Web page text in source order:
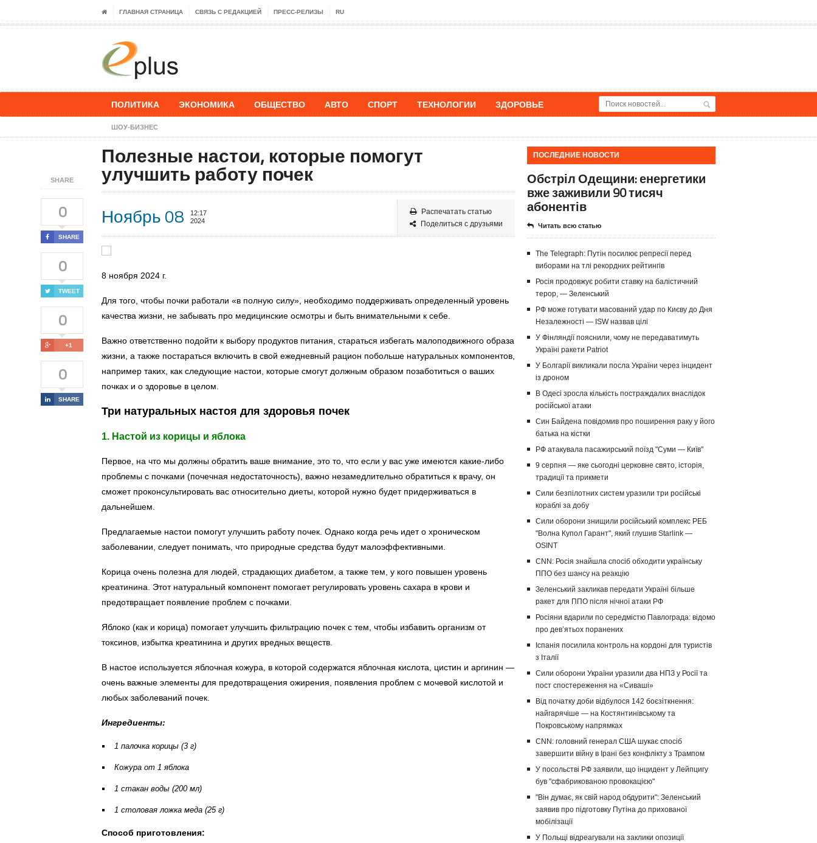
ГЛАВНАЯ СТРАНИЦА СВЯЗЬ С РЕДАКЦИЕЙ ПРЕСС-РЕЛИЗЫ RU
ПОЛИТИКА ЭКОНОМИКА ОБЩЕСТВО АВТО СПОРТ ТЕХНОЛОГИИ ЗДОРОВЬЕ
ШОУ-БИЗНЕС
SHARE
0
SHARE
0
TWEET
0
+1
0
SHARE
Полезные настои, которые помогут
улучшить работу почек
Ноябрь 08
12:17
2024
Распечатать статью
Поделиться с друзьями
8 ноября 2024 г.
Для того, чтобы почки работали «в полную силу», необходимо поддерживать определенный уровень
качества жизни, не забывать про медицинские осмотры и быть внимательными к себе.
Важно ответственно подойти к выбору продуктов питания, стараться избегать малоподвижного образа
жизни, а также постараться включить в свой ежедневный рацион побольше натуральных компонентов,
например таких, как следующие настои, которые смогут должным образом позаботиться о ваших
почках и о здоровье в целом.
Три натуральных настоя для здоровья почек
1. Настой из корицы и яблока
Первое, на что мы должны обратить ваше внимание, это то, что если у вас уже имеются какие-либо
проблемы с почками (почечная недостаточность), важно незамедлительно обратиться к врачу, он
сможет проконсультировать вас относительно диеты, которой нужно будет придерживаться в
дальнейшем.
Предлагаемые настои помогут улучшить работу почек. Однако когда речь идет о хроническом
заболевании, следует понимать, что природные средства будут малоэффективными.
Корица очень полезна для людей, страдающих диабетом, а также тем, у кого повышен уровень
креатинина. Этот натуральный компонент помогает регулировать уровень сахара в крови и
предотвращает появление проблем с почками.
Яблоко (как и корица) помогает улучшить фильтрацию почек с тем, чтобы избавить организм от
токсинов, избытка креатинина и других вредных веществ.
В настое используется яблочная кожура, в которой содержатся яблочная кислота, цистин и аргинин —
очень важные элементы для предотвращения ожирения, появления проблем с мочевой кислотой и
любых заболеваний почек.
Ингредиенты:
1 палочка корицы (3 г)
Кожура от 1 яблока
1 стакан воды (200 мл)
1 столовая ложка меда (25 г)
Способ приготовления:
ПОСЛЕДНИЕ НОВОСТИ
Обстріл Одещини: енергетики
вже заживили 90 тисяч
абонентів
Читать всю статью
The Telegraph: Путін посилює репресії перед
виборами на тлі рекордних рейтингів
Росія продовжує робити ставку на балістичний
терор, — Зеленський
РФ може готувати масований удар по Києву до Дня
Незалежності — ISW назвав цілі
У Фінляндії пояснили, чому не передаватимуть
Україні ракети Patriot
У Болгарії викликали посла України через інцидент
із дроном
В Одесі зросла кількість постраждалих внаслідок
російської атаки
Син Байдена повідомив про поширення раку у його
батька на кістки
РФ атакувала пасажирський поїзд "Суми — Київ"
9 серпня — яке сьогодні церковне свято, історія,
традиції та прикмети
Сили безпілотних систем уразили три російські
кораблі за добу
Сили оборони знищили російський комплекс РЕБ
"Волна Купол Гарант", який глушив Starlink —
OSINT
CNN: Росія знайшла спосіб обходити українську
ППО без шансу на реакцію
Зеленський закликав передати Україні більше
ракет для ППО після нічної атаки РФ
Росіяни вдарили по середмістю Павлограда: відомо
про девʼятьох поранених
Іспанія посилила контроль на кордоні для туристів
з Італії
Сили оборони України уразили два НПЗ у Росії та
пост спостереження на «Сиваші»
Від початку доби відбулося 142 боєзіткнення:
найгарячіше — на Костянтинівському та
Покровському напрямках
CNN: головний генерал США шукає спосіб
завершити війну в Ірані без конфлікту з Трампом
У посольстві РФ заявили, що інцидент у Лейпцигу
був "сфабрикованою провокацією"
"Він думає, як свій народ обдурити": Зеленський
заявив про підготовку Путіна до прихованої
мобілізації
У Польщі відреагували на заклики опозиції